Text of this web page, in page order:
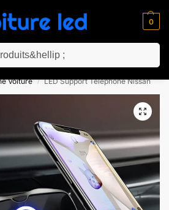
0
nouveaux clients avec le code “NC10”
Voiture / LED Support Téléphone Nissan